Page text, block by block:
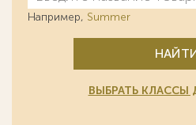
Например, Summer
ВЫБРАТЬ КЛАССЫ